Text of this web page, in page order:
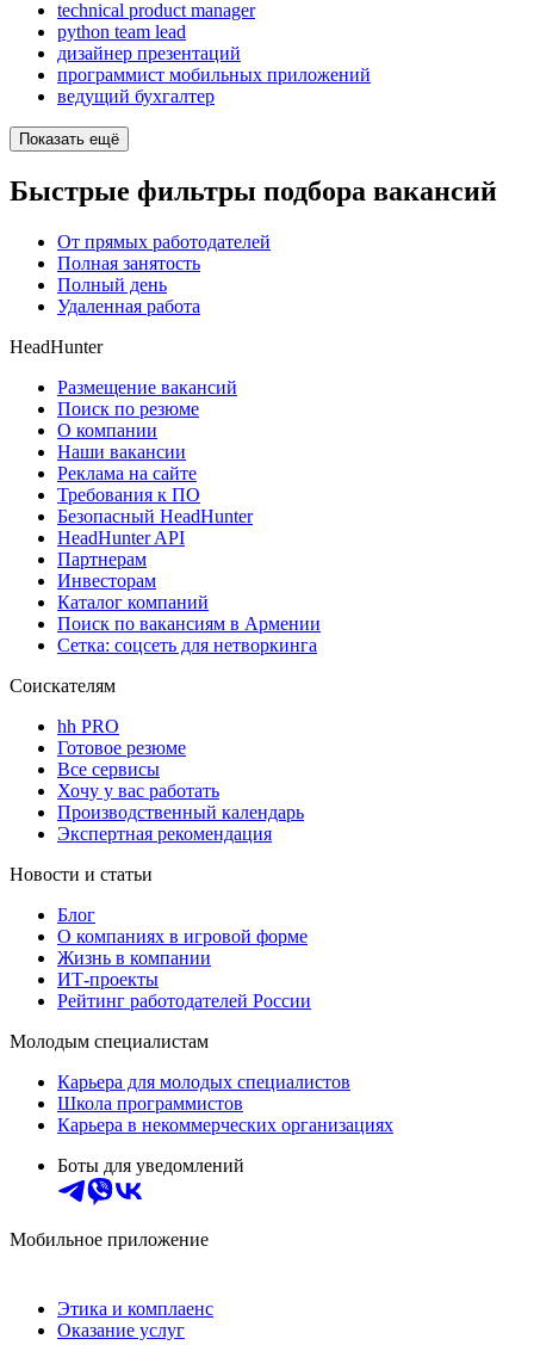
technical product manager
python team lead
дизайнер презентаций
программист мобильных приложений
ведущий бухгалтер
Показать ещё
Быстрые фильтры подбора вакансий
От прямых работодателей
Полная занятость
Полный день
Удаленная работа
HeadHunter
Размещение вакансий
Поиск по резюме
О компании
Наши вакансии
Реклама на сайте
Требования к ПО
Безопасный HeadHunter
HeadHunter API
Партнерам
Инвесторам
Каталог компаний
Поиск по вакансиям в Армении
Сетка: соцсеть для нетворкинга
Соискателям
hh PRO
Готовое резюме
Все сервисы
Хочу у вас работать
Производственный календарь
Экспертная рекомендация
Новости и статьи
Блог
О компаниях в игровой форме
Жизнь в компании
ИТ-проекты
Рейтинг работодателей России
Молодым специалистам
Карьера для молодых специалистов
Школа программистов
Карьера в некоммерческих организациях
Боты для уведомлений
Мобильное приложение
Этика и комплаенс
Оказание услуг